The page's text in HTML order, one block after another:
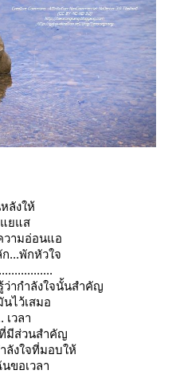
ลังให้
ยแส
วามอ่อนแอ
ก...พักหัวจ
...........
ากำลังใจนั้นสำคัญ
ไว้เสมอ
เวลา
มีส่วนสำคัญ
ลังใจที่มอบให้
ขอเวลา